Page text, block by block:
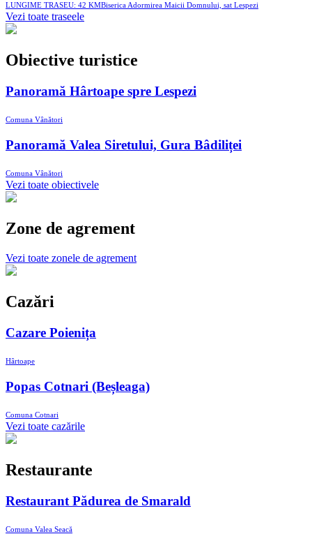
LUNGIME TRASEU: 42 KMBiserica Adormirea Maicii Domnului, sat Lespezi
Vezi toate traseele
Obiective turistice
Panoramă Hârtoape spre Lespezi
Comuna Vânători
Panoramă Valea Siretului, Gura Bâdiliței
Comuna Vânători
Vezi toate obiectivele
Zone de agrement
Vezi toate zonele de agrement
Cazări
Cazare Poienița
Hârtoape
Popas Cotnari (Beșleaga)
Comuna Cotnari
Vezi toate cazările
Restaurante
Restaurant Pădurea de Smarald
Comuna Valea Seacă